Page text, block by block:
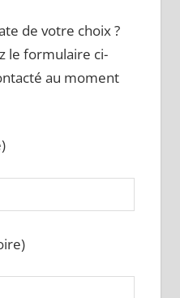
de votre choix ?
le formulaire ci-
au moment